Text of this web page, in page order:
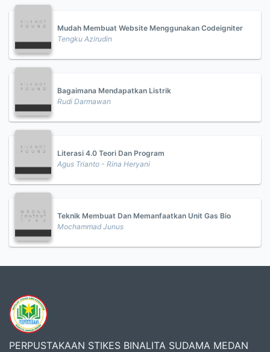
Mudah Membuat Website Menggunakan Codeigniter
Tengku Azirudin
Bagaimana Mendapatkan Listrik
Rudi Darmawan
Literasi 4.0 Teori Dan Program
Agus Trianto - Rina Heryani
Teknik Membuat Dan Memanfaatkan Unit Gas Bio
Mochammad Junus
PERPUSTAKAAN STIKES BINALITA SUDAMA MEDAN